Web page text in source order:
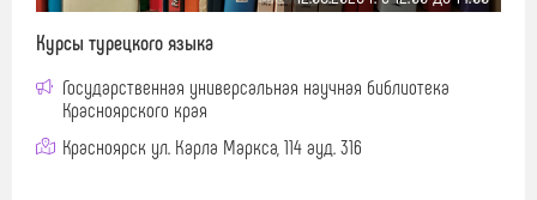
Курсы турецкого языка
Государственная универсальная научная библиотека
Красноярского края
Красноярск ул. Карла Маркса, 114 ауд. 316